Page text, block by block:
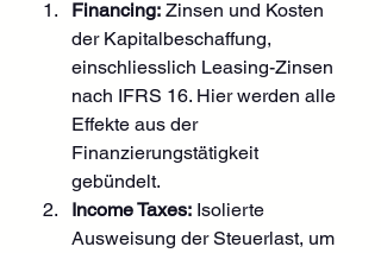
Financing: Zinsen und Kosten
der Kapitalbeschaffung,
einschliesslich Leasing-Zinsen
nach IFRS 16. Hier werden alle
Effekte aus der
Finanzierungstätigkeit
gebündelt.
Income Taxes: Isolierte
Ausweisung der Steuerlast, um